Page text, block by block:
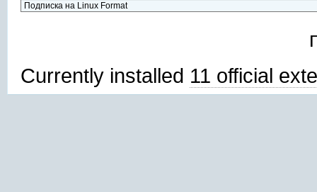
Currently installed 11 official